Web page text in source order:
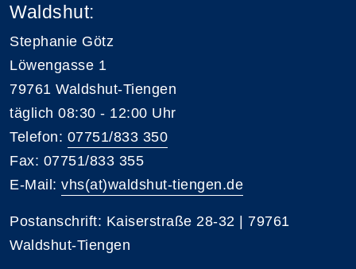
Waldshut:
Stephanie Götz
Löwengasse 1
79761 Waldshut-Tiengen
täglich 08:30 - 12:00 Uhr
Telefon: 07751/833 350
Fax: 07751/833 355
E-Mail: vhs(at)waldshut-tiengen.de
Postanschrift: Kaiserstraße 28-32 | 79761
Waldshut-Tiengen